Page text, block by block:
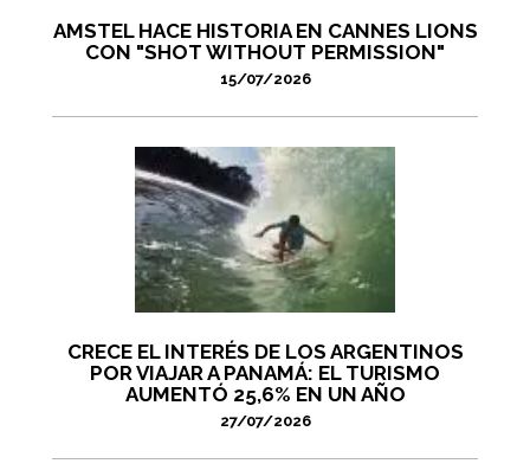
AMSTEL HACE HISTORIA EN CANNES LIONS
CON "SHOT WITHOUT PERMISSION"
15/07/2026
CRECE EL INTERÉS DE LOS ARGENTINOS
POR VIAJAR A PANAMÁ: EL TURISMO
AUMENTÓ 25,6% EN UN AÑO
27/07/2026